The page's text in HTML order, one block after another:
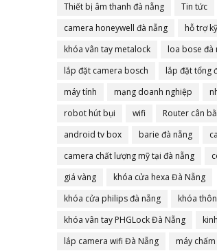
Thiết bị âm thanh đà nẵng
Tin tức
camera honeywell đà nẵng
hỗ trợ
khóa vân tay metalock
loa bose đà
lắp đặt camera bosch
lắp đặt tổng
máy tính
mạng doanh nghiệp
robot hút bụi
wifi
Router cân
android tv box
barie đà nẵng
camera chất lượng mỹ tại đà nẵng
giá vàng
khóa cửa hexa Đà Nẵng
khóa cửa philips đà nẵng
khóa
khóa vân tay PHGLock Đà Nẵng
lắp camera wifi Đà Nẵng
máy